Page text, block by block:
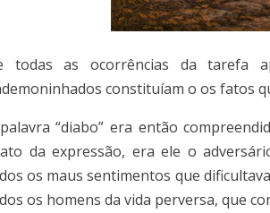
todas as ocorrências da tarefa
constituíam o os fatos
“diabo” era então
da expressão, era ele o
os maus sentimentos que
os homens da vida perversa, que